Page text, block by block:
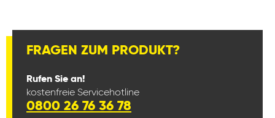
FRAGEN ZUM PRODUKT?
Rufen Sie an!
kostenfreie Servicehotline
0800 26 76 36 78